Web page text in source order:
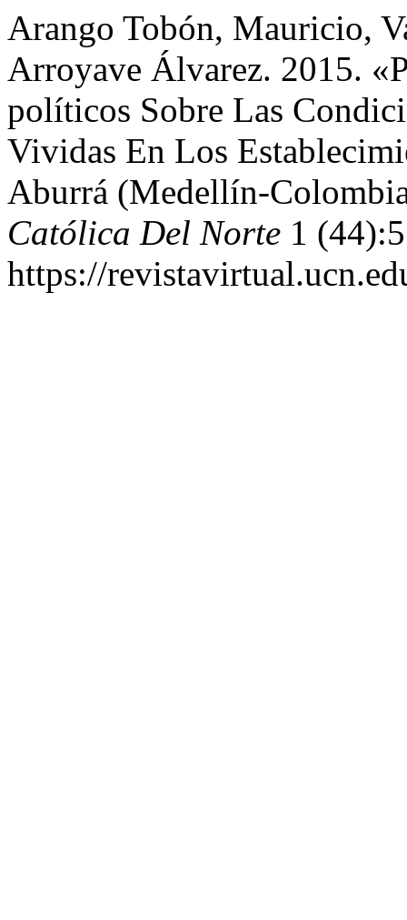
Arango Tobón, Mauricio,
Arroyave Álvarez. 2015.
políticos Sobre Las
Vividas En Los
Aburrá (Medellín-
Católica Del Norte 1
https://